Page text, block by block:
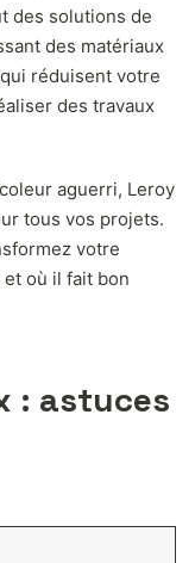
des solutions de
des matériaux
réduisent votre
des travaux
aguerri, Leroy
tous vos projets.
votre
où il fait bon
: astuces